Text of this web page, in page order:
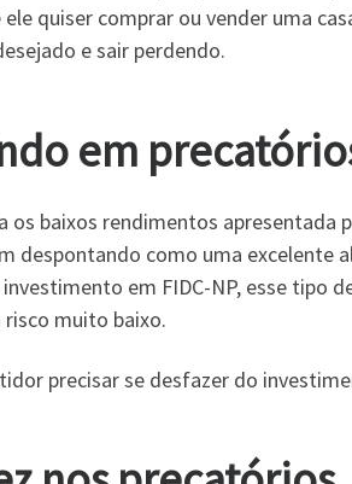
ele quiser comprar ou vender uma
e sair perdendo.
em
os baixos rendimentos apresentada
despontando como uma excelente
em FIDC-NP, esse tipo
muito baixo.
precisar se desfazer do